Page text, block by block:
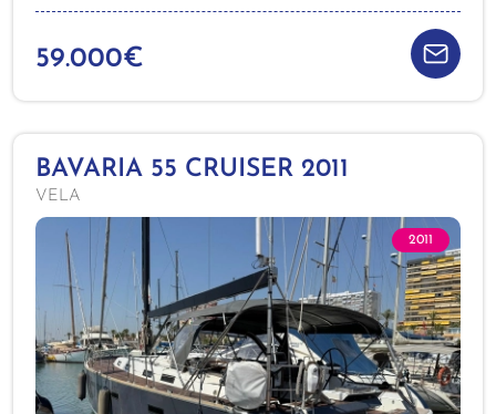
59.000€
2011
BAVARIA 55 CRUISER 2011
VELA